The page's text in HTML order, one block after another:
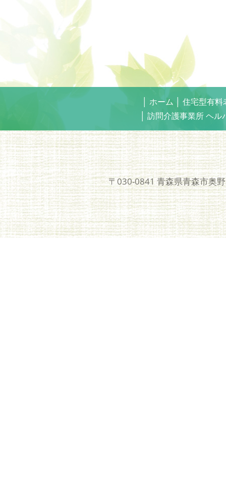
ホーム
住宅型有料
訪問介護事業所 ヘル
〒030-0841 青森県青森市奥